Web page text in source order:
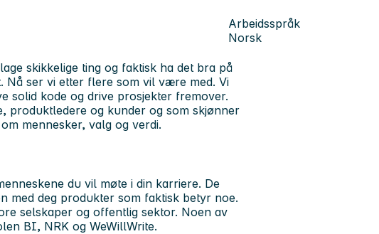
Arbeidsspråk
Norsk
skikkelige ting og faktisk ha det bra på
Nå ser vi etter flere som vil være med. Vi
solid kode og drive prosjekter fremover.
produktledere og kunder og som skjønner
mennesker, valg og verdi.
du vil møte i din karriere. De
med deg produkter som faktisk betyr noe.
selskaper og offentlig sektor. Noen av
BI, NRK og WeWillWrite.